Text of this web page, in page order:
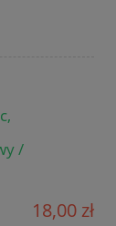
/
18,00 zł